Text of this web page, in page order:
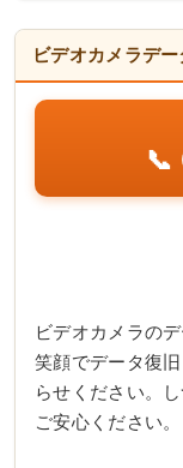
ビデオカメラデ
ビデオカメラの
笑顔でデータ復
らせください。
ご安心ください。